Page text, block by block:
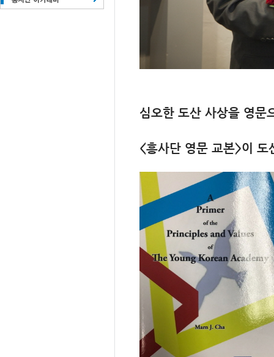
심오한 도산 사상을 영문
<흥사단 영문 교본>이